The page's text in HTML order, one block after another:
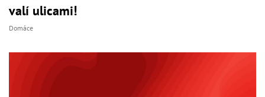
valí ulicami!
Domáce